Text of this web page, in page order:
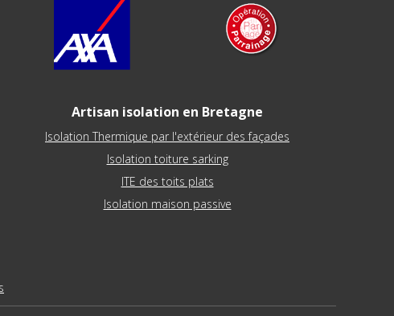
Artisan isolation en Bretagne
Isolation Thermique par l'extérieur des façades
Isolation toiture sarking
ITE des toits plats
Isolation maison passive